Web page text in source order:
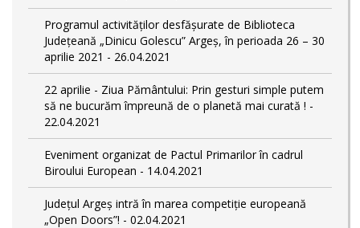
Programul activităților desfășurate de Biblioteca
Județeană „Dinicu Golescu” Argeș, în perioada 26 – 30
aprilie 2021 - 26.04.2021
22 aprilie - Ziua Pământului: Prin gesturi simple putem
să ne bucurăm împreună de o planetă mai curată ! -
22.04.2021
Eveniment organizat de Pactul Primarilor în cadrul
Biroului European - 14.04.2021
Județul Argeș intră în marea competiție europeană
„Open Doors”! - 02.04.2021